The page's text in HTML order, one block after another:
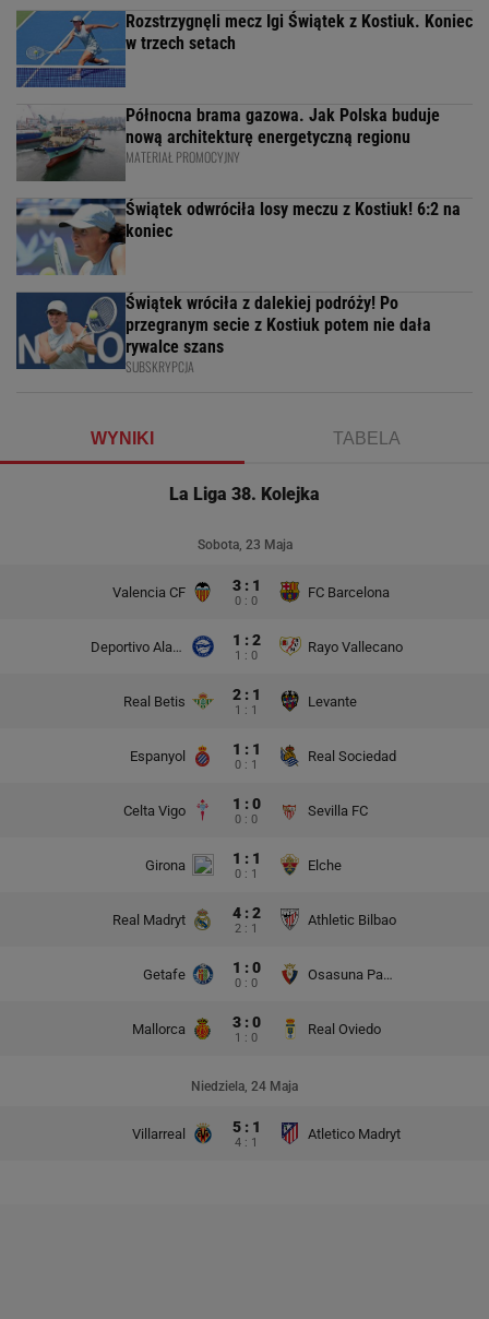
Rozstrzygnęli mecz Igi Świątek z Kostiuk. Koniec
w trzech setach
Północna brama gazowa. Jak Polska buduje
nową architekturę energetyczną regionu
MATERIAŁ PROMOCYJNY
Świątek odwróciła losy meczu z Kostiuk! 6:2 na
koniec
Świątek wróciła z dalekiej podróży! Po
przegranym secie z Kostiuk potem nie dała
rywalce szans
SUBSKRYPCJA
WYNIKI TABELA
La Liga 38. Kolejka
Sobota, 23 Maja
Valencia CF 3 : 1
0 : 0
FC Barcelona
Deportivo Alaves 1 : 2
1 : 0
Rayo Vallecano
Real Betis 2 : 1
1 : 1
Levante
Espanyol 1 : 1
0 : 1
Real Sociedad
Celta Vigo 1 : 0
0 : 0
Sevilla FC
Girona 1 : 1
0 : 1
Elche
Real Madryt 4 : 2
2 : 1
Athletic Bilbao
Getafe 1 : 0
0 : 0
Osasuna Pampeluna
Mallorca 3 : 0
1 : 0
Real Oviedo
Niedziela, 24 Maja
Villarreal 5 : 1
4 : 1
Atletico Madryt